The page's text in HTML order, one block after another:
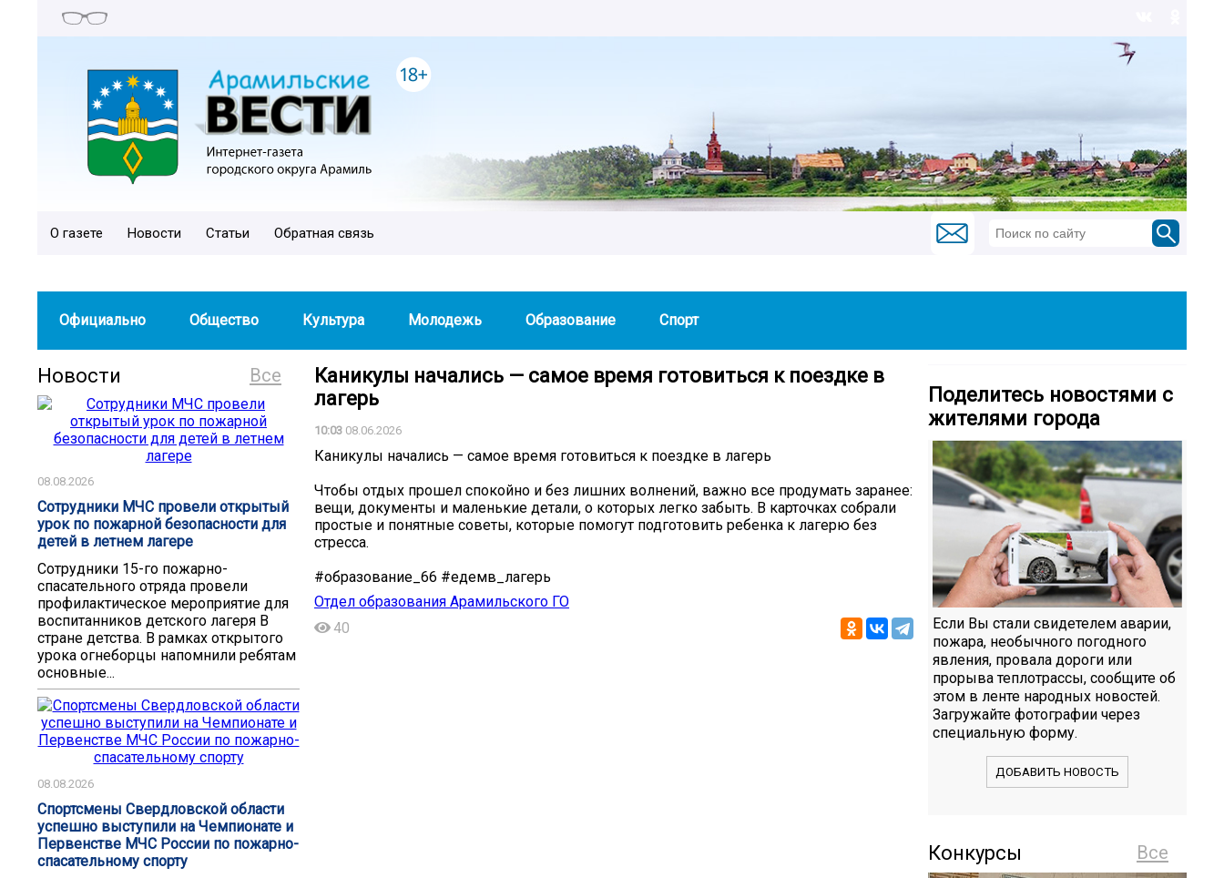
О газете Новости Статьи Обратная связь
Официально Общество Культура Молодежь Образование Спорт
Все
Новости
08.08.2026
Сотрудники МЧС провели открытый
урок по пожарной безопасности для
детей в летнем лагере
Сотрудники 15-го пожарно-
спасательного отряда провели
профилактическое мероприятие для
воспитанников детского лагеря В
стране детства. В рамках открытого
урока огнеборцы напомнили ребятам
основные...
08.08.2026
Спортсмены Свердловской области
успешно выступили на Чемпионате и
Первенстве МЧС России по пожарно-
спасательному спорту
Каникулы начались — самое время готовиться к поездке в
лагерь
10:03 08.06.2026
Каникулы начались — самое время готовиться к поездке в лагерь
Чтобы отдых прошел спокойно и без лишних волнений, важно все продумать заранее:
вещи, документы и маленькие детали, о которых легко забыть. В карточках собрали
простые и понятные советы, которые помогут подготовить ребенка к лагерю без
стресса.
#образование_66 #едемв_лагерь
Отдел образования Арамильского ГО
40
Поделитесь новостями с
жителями города
Если Вы стали свидетелем аварии,
пожара, необычного погодного
явления, провала дороги или
прорыва теплотрассы, сообщите об
этом в ленте народных новостей.
Загружайте фотографии через
специальную форму.
ДОБАВИТЬ НОВОСТЬ
Все
Конкурсы